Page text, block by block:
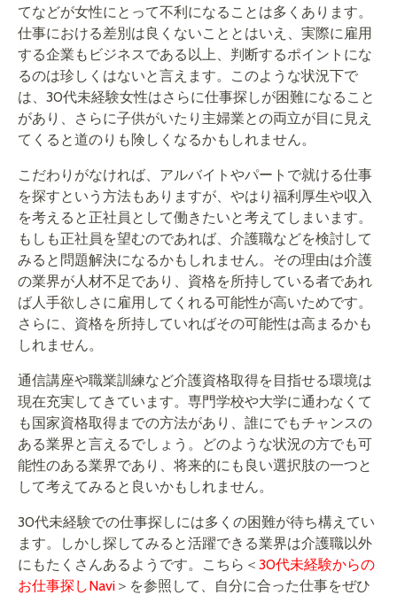
てなどが女性にとって不利になることは多くあります。
仕事における差別は良くないこととはいえ、実際に雇用
する企業もビジネスである以上、判断するポイントにな
るのは珍しくはないと言えます。このような状況下で
は、30代未経験女性はさらに仕事探しが困難になること
があり、さらに子供がいたり主婦業との両立が目に見え
てくると道のりも険しくなるかもしれません。
こだわりがなければ、アルバイトやパートで就ける仕事
を探すという方法もありますが、やはり福利厚生や収入
を考えると正社員として働きたいと考えてしまいます。
もしも正社員を望むのであれば、介護職などを検討して
みると問題解決になるかもしれません。その理由は介護
の業界が人材不足であり、資格を所持している者であれ
ば人手欲しさに雇用してくれる可能性が高いためです。
さらに、資格を所持していればその可能性は高まるかも
しれません。
通信講座や職業訓練など介護資格取得を目指せる環境は
現在充実してきています。専門学校や大学に通わなくて
も国家資格取得までの方法があり、誰にでもチャンスの
ある業界と言えるでしょう。どのような状況の方でも可
能性のある業界であり、将来的にも良い選択肢の一つと
して考えてみると良いかもしれません。
30代未経験での仕事探しには多くの困難が待ち構えてい
ます。しかし探してみると活躍できる業界は介護職以外
にもたくさんあるようです。こちら＜ 30代未経験からの
お仕事探しNavi ＞を参照して、自分に合った仕事をぜひ